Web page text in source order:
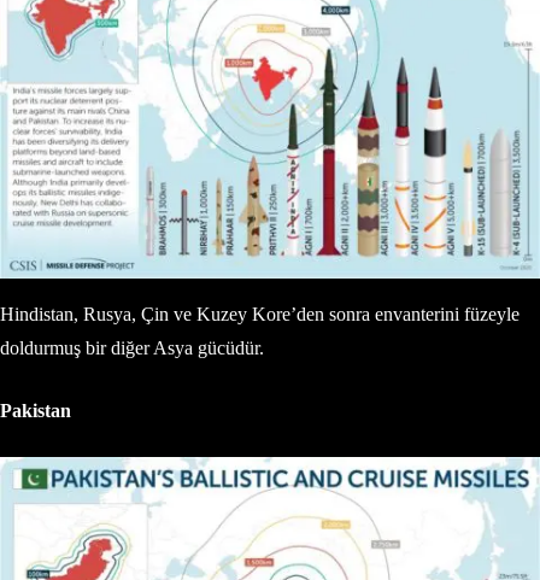
Hindistan, Rusya, Çin ve Kuzey Kore’den sonra envanterini füzeyle
doldurmuş bir diğer Asya gücüdür.
Pakistan